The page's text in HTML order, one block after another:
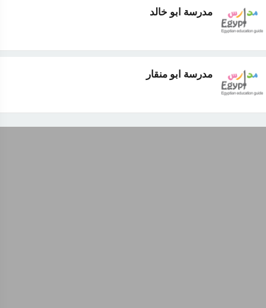
مدرسة ابو خالد
مدرسة ابو منقار